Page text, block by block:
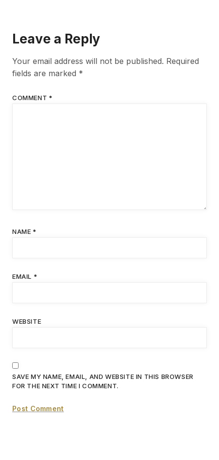
Leave a Reply
Your email address will not be published. Required
fields are marked *
COMMENT *
NAME *
EMAIL *
WEBSITE
SAVE MY NAME, EMAIL, AND WEBSITE IN THIS BROWSER
FOR THE NEXT TIME I COMMENT.